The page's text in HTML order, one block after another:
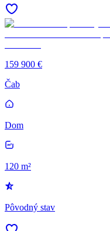
159 900 €
Čab
Dom
120 m²
Pôvodný stav